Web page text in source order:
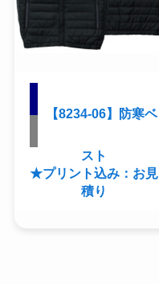
【8234-06】防寒ベ
スト
★プリント込み：お見
積り